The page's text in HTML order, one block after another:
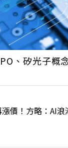
、矽光子概
價！方略：AI浪